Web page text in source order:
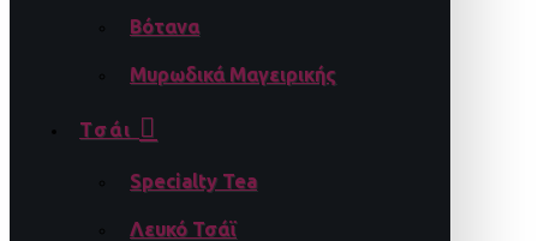
Βότανα
Μυρωδικά Μαγειρικής
Τσάι
Specialty Tea
Λευκό Τσάϊ